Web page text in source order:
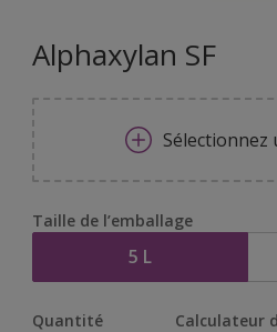
Alphaxylan SF
Sélectionnez
Taille de l’emballage
5 L
Quantité Calculateur